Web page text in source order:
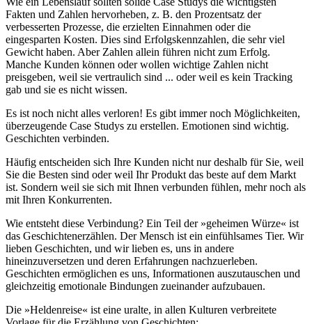
Fakten und Zahlen hervorheben, z. B. den Prozentsatz der
verbesserten Prozesse, die erzielten Einnahmen oder die
eingesparten Kosten. Dies sind Erfolgskennzahlen, die sehr viel
Gewicht haben. Aber Zahlen allein führen nicht zum Erfolg.
Manche Kunden können oder wollen wichtige Zahlen nicht
preisgeben, weil sie vertraulich sind ... oder weil es kein Tracking
gab und sie es nicht wissen.
Es ist noch nicht alles verloren! Es gibt immer noch Möglichkeiten,
überzeugende Case Studys zu erstellen. Emotionen sind wichtig.
Geschichten verbinden.
Häufig entscheiden sich Ihre Kunden nicht nur deshalb für Sie, weil
Sie die Besten sind oder weil Ihr Produkt das beste auf dem Markt
ist. Sondern weil sie sich mit Ihnen verbunden fühlen, mehr noch als
mit Ihren Konkurrenten.
Wie entsteht diese Verbindung? Ein Teil der »geheimen Würze« ist
das Geschichtenerzählen. Der Mensch ist ein einfühlsames Tier. Wir
lieben Geschichten, und wir lieben es, uns in andere
hineinzuversetzen und deren Erfahrungen nachzuerleben.
Geschichten ermöglichen es uns, Informationen auszutauschen und
gleichzeitig emotionale Bindungen zueinander aufzubauen.
Die »Heldenreise« ist eine uralte, in allen Kulturen verbreitete